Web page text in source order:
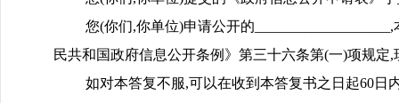
您(你们,你单位)申请公开的
民共和国政府信息公开条例》第三十六条第(一)项规定,
如对本答复不服,可以在收到本答复书之日起60日